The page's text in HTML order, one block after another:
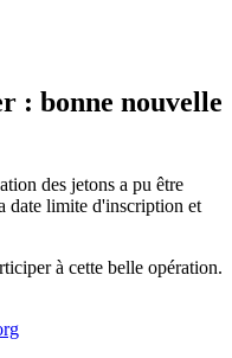
: bonne nouvelle
des jetons a pu être
date limite d'inscription et
à cette belle opération.